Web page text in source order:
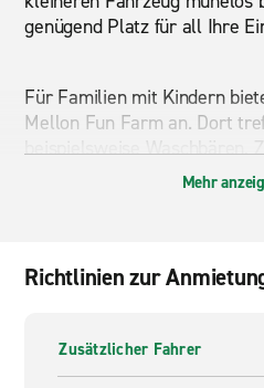
genügend Platz für all Ihre
Für Familien mit Kindern
Mellon Fun Farm an. Dort
beispielsweise Waschbären,
können diese füttern.
um sich auszutoben.
angeboten. Die Enterprise-
Warum bei Enterprise
Mehr
Richtlinien zur
Zusätzlicher Fahrer